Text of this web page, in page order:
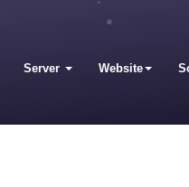
Server Website